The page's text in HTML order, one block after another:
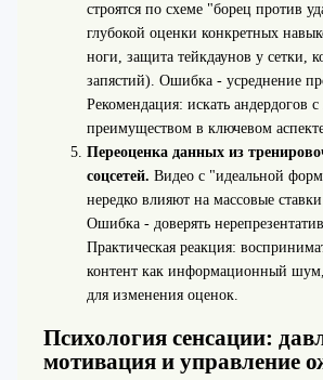
строятся по схеме "борец против
глубокой оценки конкретных
ноги, защита тейкдаунов у сетки,
запястий). Ошибка - усреднение
Рекомендация: искать андердогов
преимуществом в ключевом
Переоценка данных из
соцсетей. Видео с "идеальной
нередко влияют на массовые
Ошибка - доверять
Практическая реакция:
контент как информационный
для изменения оценок.
Психология сенсации:
мотивация и управление